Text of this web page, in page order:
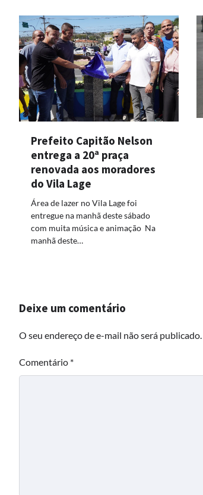
Prefeito Capitão Nelson
entrega a 20ª praça
renovada aos moradores
do Vila Lage
Área de lazer no Vila Lage foi
entregue na manhã deste sábado
com muita música e animação Na
manhã deste…
Deixe um comentário
O seu endereço de e-mail não será publicado.
Comentário *